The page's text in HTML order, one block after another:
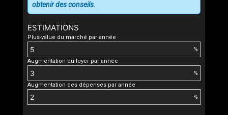
ESTIMATIONS
Plus-value du marché par année
%
Augmentation du loyer par année
%
Augmentation des dépenses par année
%
obtenir des conseils.